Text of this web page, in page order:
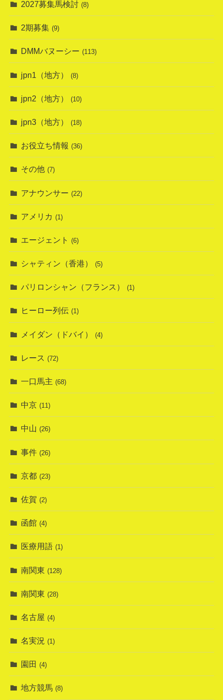
2027募集馬検討 (8)
2期募集 (9)
DMMバヌーシー (113)
jpn1（地方） (8)
jpn2（地方） (10)
jpn3（地方） (18)
お役立ち情報 (36)
その他 (7)
アナウンサー (22)
アメリカ (1)
エージェント (6)
シャティン（香港） (5)
パリロンシャン（フランス） (1)
ヒーロー列伝 (1)
メイダン（ドバイ） (4)
レース (72)
一口馬主 (68)
中京 (11)
中山 (26)
事件 (26)
京都 (23)
佐賀 (2)
函館 (4)
医療用語 (1)
南関東 (128)
南関東 (28)
名古屋 (4)
名実況 (1)
園田 (4)
地方競馬 (8)